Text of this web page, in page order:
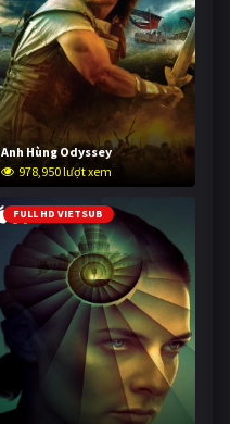
Anh Hùng Odyssey
978,950 lượt xem
FULL HD VIETSUB